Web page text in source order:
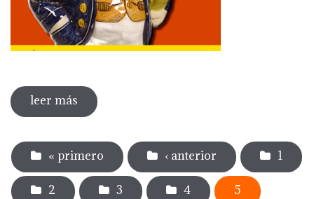
leer más sobre càntirs valencians de fantasia. el
reflex d'una cultura mediterrània
Páginas
« primero ‹ anterior 1
2 3 4 5